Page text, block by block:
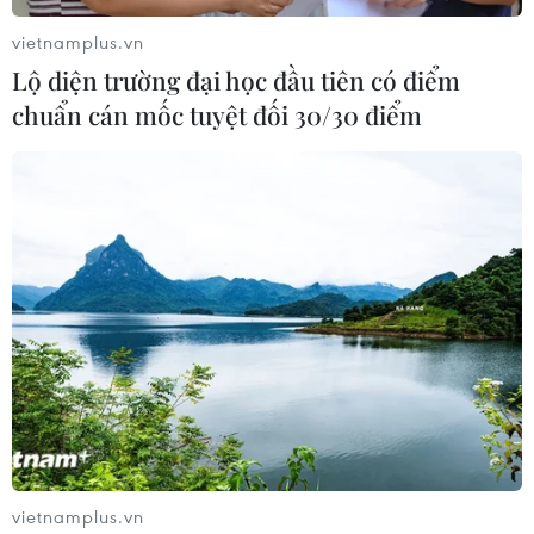
người tử vong
07/08/2026 01:48
07/08/2026 00:33
Cựu Giám đốc Viện Quốc gia về Dị
ứng của Mỹ bị buộc tội khinh thường
Quốc hội
07/08/2026 00:25
Mexico triển khai hàng nghìn binh sỹ
vietnamplus.vn
Lộ diện trường đại học đầu tiên có điểm
chuẩn cán mốc tuyệt đối 30/30 điểm
vietnamplus.vn